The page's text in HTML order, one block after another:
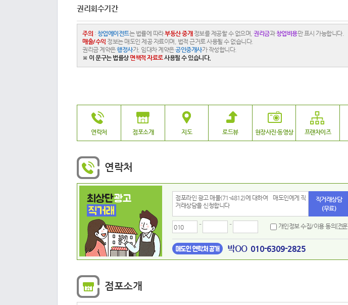
권리회수기간
주의 : 창업에이전트는 법률에 따라부동산 중개 정보를 제공할 수 없으며, 권리금과창업비용만 표시 가능합니다.
매출/수익 정보는 매도인 제공 자료이며, 법적 근거로 사용될 수 없습니다.
권리금 계약은행정사가, 임대차 계약은공인중개사가 작성합니다.
※ 이 문구는 법률상 면책적 자료로사용될 수 있습니다.
연락처 점포소개 지도 로드뷰 현장사진·동영상 프랜차이즈
연락처
최상단광고
직거래
직거래상담
(무료)
휴대폰 - - 개인정보 수집/이용 동의 [전문]
박OO 010-6309-2825
점포소개